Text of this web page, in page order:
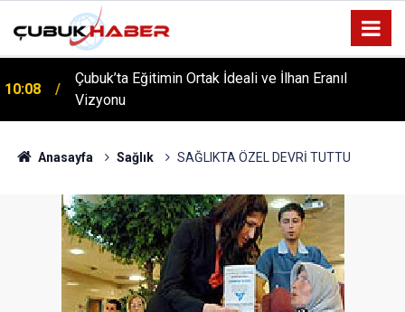
12:06
ÇUBUK’TA ‘YAZA MERHABA’ COŞKUSU: Kursiyerler
Gönüllerince Eğlendi!
Anasayfa Sağlık SAĞLIKTA ÖZEL DEVRİ TUTTU